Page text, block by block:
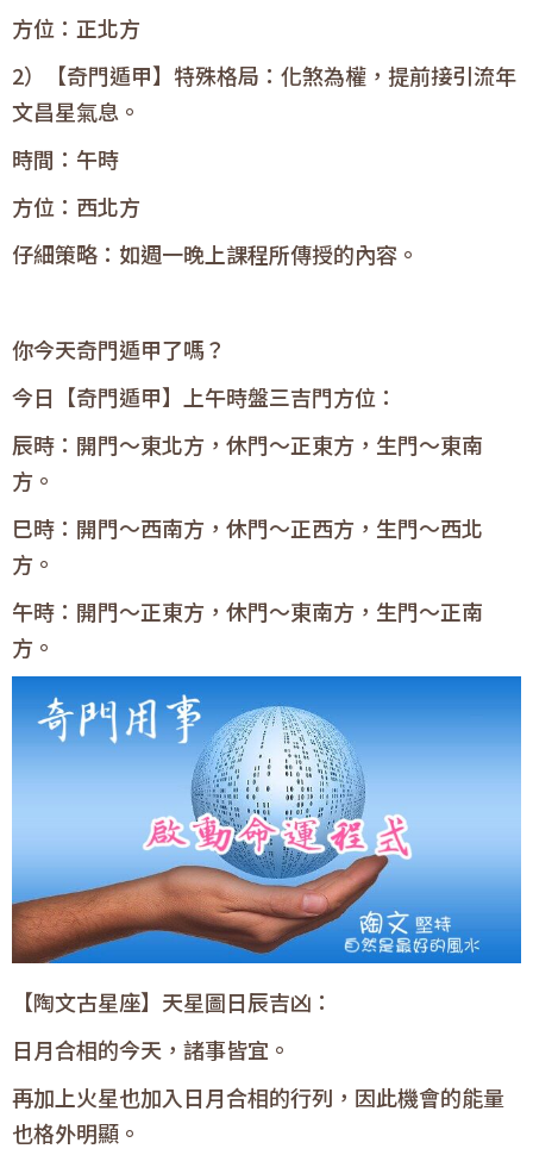
方位：正北方
2）【奇門遁甲】特殊格局：化煞為權，提前接引流年
文昌星氣息。
時間：午時
方位：西北方
仔細策略：如週一晚上課程所傳授的內容。
你今天奇門遁甲了嗎？
今日【奇門遁甲】上午時盤三吉門方位：
辰時：開門〜東北方，休門〜正東方，生門〜東南
方。
巳時：開門〜西南方，休門〜正西方，生門〜西北
方。
午時：開門〜正東方，休門〜東南方，生門〜正南
方。
【陶文古星座】天星圖日辰吉凶：
日月合相的今天，諸事皆宜。
再加上火星也加入日月合相的行列，因此機會的能量
也格外明顯。